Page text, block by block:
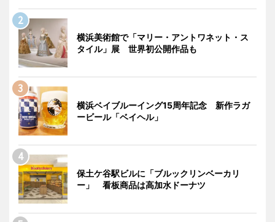
横浜美術館で「マリー・アントワネット・ス
タイル」展 世界初公開作品も
横浜ベイブルーイング15周年記念 新作ラガ
ービール「ベイヘル」
保土ケ谷駅ビルに「ブルックリンベーカリ
ー」 看板商品は高加水ドーナツ